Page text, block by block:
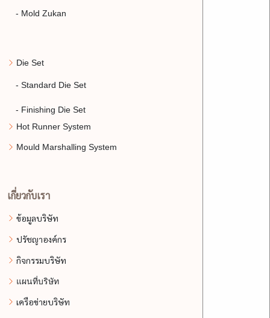
- Mold Zukan
Die Set
- Standard Die Set
- Finishing Die Set
Hot Runner System
Mould Marshalling System
เกี่ยวกับเรา
ข้อมูลบริษัท
ปรัชญาองค์กร
กิจกรรมบริษัท
แผนที่บริษัท
เครือข่ายบริษัท